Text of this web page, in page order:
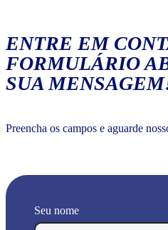
ENTRE EM
FORMULÁRIO
SUA
Preencha os campos e aguarde
Seu nome